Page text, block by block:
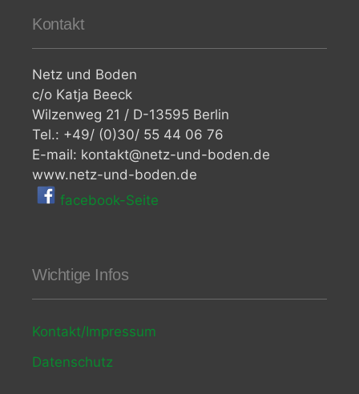
Kontakt
Netz und Boden
c/o Katja Beeck
Wilzenweg 21 / D-13595 Berlin
Tel.: +49/ (0)30/ 55 44 06 76
E-mail: kontakt@netz-und-boden.de
www.netz-und-boden.de
facebook-Seite
Wichtige Infos
Kontakt/Impressum
Datenschutz